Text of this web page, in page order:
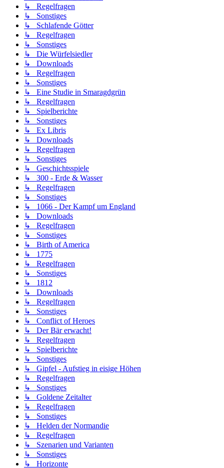
↳ Regelfragen
↳ Sonstiges
↳ Schlafende Götter
↳ Regelfragen
↳ Sonstiges
↳ Die Würfelsiedler
↳ Downloads
↳ Regelfragen
↳ Sonstiges
↳ Eine Studie in Smaragdgrün
↳ Regelfragen
↳ Spielberichte
↳ Sonstiges
↳ Ex Libris
↳ Downloads
↳ Regelfragen
↳ Sonstiges
↳ Geschichtsspiele
↳ 300 - Erde & Wasser
↳ Regelfragen
↳ Sonstiges
↳ 1066 - Der Kampf um England
↳ Downloads
↳ Regelfragen
↳ Sonstiges
↳ Birth of America
↳ 1775
↳ Regelfragen
↳ Sonstiges
↳ 1812
↳ Downloads
↳ Regelfragen
↳ Sonstiges
↳ Conflict of Heroes
↳ Der Bär erwacht!
↳ Regelfragen
↳ Spielberichte
↳ Sonstiges
↳ Gipfel - Aufstieg in eisige Höhen
↳ Regelfragen
↳ Sonstiges
↳ Goldene Zeitalter
↳ Regelfragen
↳ Sonstiges
↳ Helden der Normandie
↳ Regelfragen
↳ Szenarien und Varianten
↳ Sonstiges
↳ Horizonte